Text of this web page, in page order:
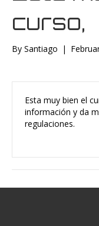
curso,
By Santiago |
Esta muy bien el
información y da
regulaciones.